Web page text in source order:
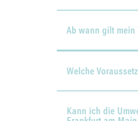
Ab wann gilt mein
Welche
Kann ich die